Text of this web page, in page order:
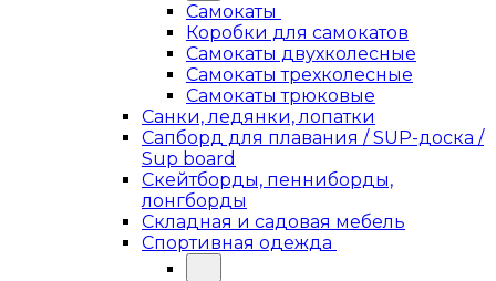
Самокаты
Коробки для самокатов
Самокаты двухколесные
Самокаты трехколесные
Самокаты трюковые
Санки, ледянки, лопатки
Сапборд для плавания / SUP-доска /
Sup board
Скейтборды, пенниборды,
лонгборды
Складная и садовая мебель
Спортивная одежда